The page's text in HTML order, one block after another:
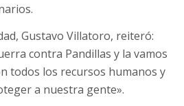
Gustavo Villatoro, reiteró:
contra Pandillas y la vamos
todos los recursos humanos y
a nuestra gente».